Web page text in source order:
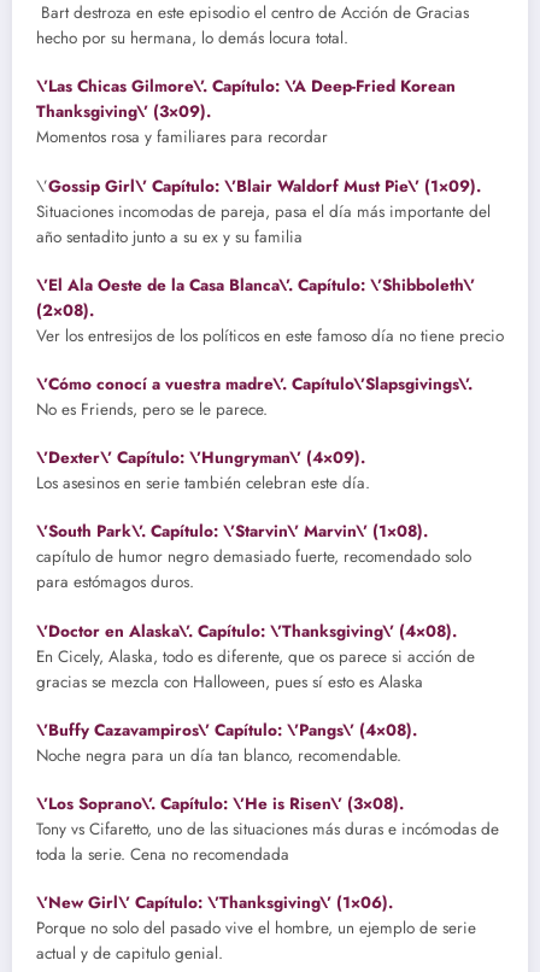
Bart destroza en este episodio el centro de Acción de Gracias
hecho por su hermana, lo demás locura total.
\’Las Chicas Gilmore\’. Capítulo: \’A Deep-Fried Korean
Thanksgiving\’ (3×09).
Momentos rosa y familiares para recordar
\’Gossip Girl\’ Capítulo: \’Blair Waldorf Must Pie\’ (1×09).
Situaciones incomodas de pareja, pasa el día más importante del
año sentadito junto a su ex y su familia
\’El Ala Oeste de la Casa Blanca\’. Capítulo: \’Shibboleth\’
(2×08).
Ver los entresijos de los políticos en este famoso día no tiene precio
\’Cómo conocí a vuestra madre\’. Capítulo\’Slapsgivings\’.
No es Friends, pero se le parece.
\’Dexter\’ Capítulo: \’Hungryman\’ (4×09).
Los asesinos en serie también celebran este día.
\’South Park\’. Capítulo: \’Starvin\’ Marvin\’ (1×08).
capítulo de humor negro demasiado fuerte, recomendado solo
para estómagos duros.
\’Doctor en Alaska\’. Capítulo: \’Thanksgiving\’ (4×08).
En Cicely, Alaska, todo es diferente, que os parece si acción de
gracias se mezcla con Halloween, pues sí esto es Alaska
\’Buffy Cazavampiros\’ Capítulo: \’Pangs\’ (4×08).
Noche negra para un día tan blanco, recomendable.
\’Los Soprano\’. Capítulo: \’He is Risen\’ (3×08).
Tony vs Cifaretto, uno de las situaciones más duras e incómodas de
toda la serie. Cena no recomendada
\’New Girl\’ Capítulo: \’Thanksgiving\’ (1×06).
Porque no solo del pasado vive el hombre, un ejemplo de serie
actual y de capitulo genial.